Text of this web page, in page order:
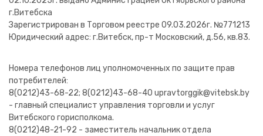
г.Витебска
Зарегистрирован в Торговом реестре 09.03.2026г. №771213
Юридический адрес: г.Витебск, пр-т Московский, д.56, кв.83.
Номера телефонов лиц уполномоченных по защите прав
потребителей:
8(0212)43-68-22; 8(0212)43-68-40 upravtorggik@vitebsk.by
- главный специалист управления торговли и услуг
Витебского горисполкома.
8(0212)48-21-92 - заместитель начальник отдела